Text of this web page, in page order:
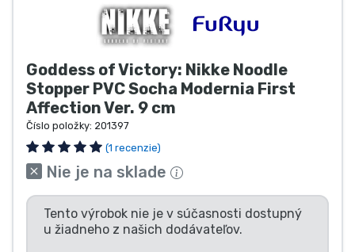
Goddess of Victory: Nikke Noodle
Stopper PVC Socha Modernia First
Affection Ver. 9 cm
Číslo položky: 201397
(1 recenzie)
Nie je na sklade
Tento výrobok nie je v súčasnosti dostupný
u žiadneho z našich dodávateľov.
Zoradiť podľa hier
Zoradiť podľa športu
Zoradiť podľa hudby
Typy výrobkov
Značky